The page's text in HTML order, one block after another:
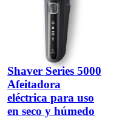
Shaver Series 5000
Afeitadora
eléctrica para uso
en seco y húmedo